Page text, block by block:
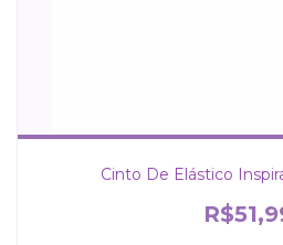
Cinto De Elástico